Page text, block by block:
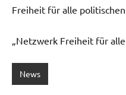
Freiheit für alle
„Netzwerk Freiheit für
News